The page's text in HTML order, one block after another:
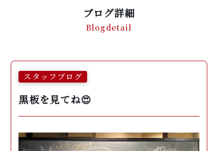
ブログ詳細
Blogdetail
スタッフブログ
黒板を見てね😍